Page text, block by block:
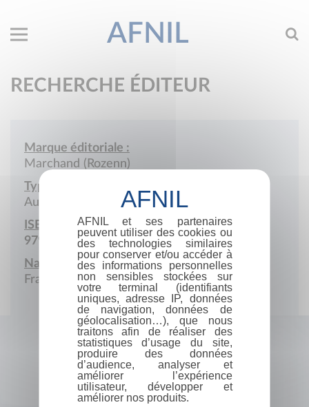
AFNIL
RECHERCHE ÉDITEUR
Marque éditoriale :
Marchand (Rozenn)
Type de société :
Auto-édition
ISBN :
979-10-415-0446-6
Nationalité :
France
AFNIL et ses partenaires
peuvent utiliser des cookies ou
des technologies similaires
pour conserver et/ou accéder à
des informations personnelles
non sensibles stockées sur
votre terminal (identifiants
uniques, adresse IP, données
de navigation, données de
géolocalisation…), que nous
traitons afin de réaliser des
statistiques d’usage du site,
produire des données
d’audience, analyser et
améliorer l’expérience
utilisateur, développer et
améliorer nos produits.